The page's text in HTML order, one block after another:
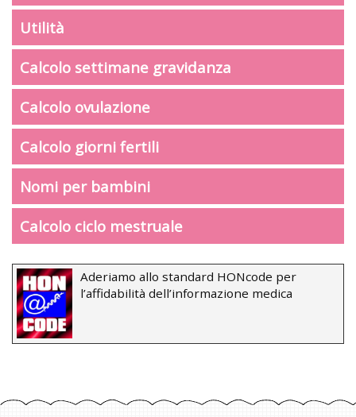
Utilità
Calcolo settimane gravidanza
Calcolo ovulazione
Calcolo giorni fertili
Nomi per bambini
Calcolo ciclo mestruale
Aderiamo allo standard HONcode per
l’affidabilità dell’informazione medica